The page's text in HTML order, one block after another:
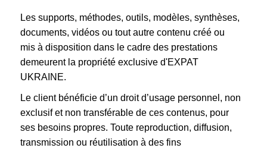
Les supports, méthodes, outils, modèles, synthèses,
documents, vidéos ou tout autre contenu créé ou
mis à disposition dans le cadre des prestations
demeurent la propriété exclusive d'EXPAT
UKRAINE.
Le client bénéficie d’un droit d’usage personnel, non
exclusif et non transférable de ces contenus, pour
ses besoins propres. Toute reproduction, diffusion,
transmission ou réutilisation à des fins